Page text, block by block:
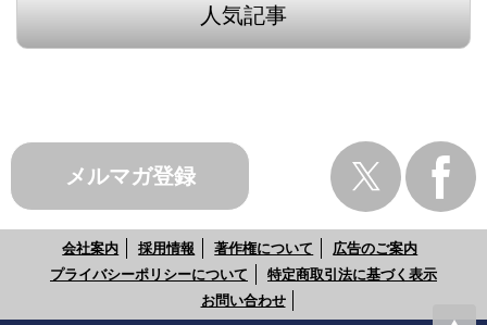
人気記事
メルマガ登録
会社案内 採用情報 著作権について
広告のご案内
プライバシーポリシーについて
特定商取引法に基づく表示
お問い合わせ